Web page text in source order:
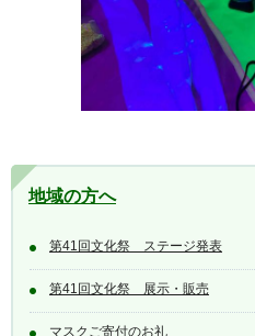
地域の方へ
第41回文化祭 ステージ発表
第41回文化祭 展示・販売
マスクご寄付のお礼